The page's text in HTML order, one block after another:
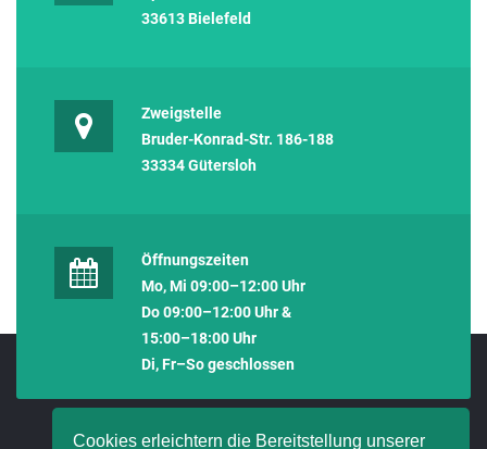
Cookies erleichtern die Bereitstellung unserer
33613 Bielefeld
Zweigstelle
Bruder-Konrad-Str. 186-188
33334 Gütersloh
Öffnungszeiten
Mo, Mi 09:00–12:00 Uhr
Do 09:00–12:00 Uhr &
15:00–18:00 Uhr
Di, Fr–So geschlossen